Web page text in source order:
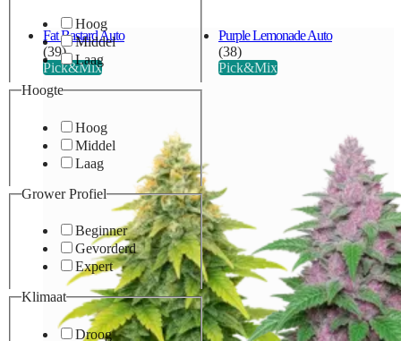
Hoog
Middel
Laag
Hoogte
Hoog
Middel
Laag
Grower Profiel
Beginner
Gevorderd
Expert
Klimaat
Droog
Fat Bastard Auto
(39)
Pick&Mix
Purple Lemonade Auto
(38)
Pick&Mix